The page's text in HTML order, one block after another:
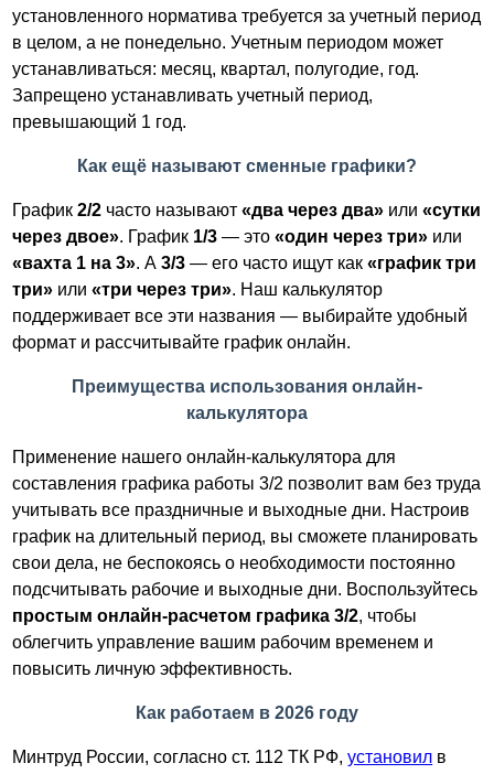
установленного норматива требуется за учетный период
в целом, а не понедельно. Учетным периодом может
устанавливаться: месяц, квартал, полугодие, год.
Запрещено устанавливать учетный период,
превышающий 1 год.
Как ещё называют сменные графики?
График2/2 часто называют«два через два» или«сутки
через двое». График 1/3 — это«один через три» или
«вахта 1 на 3». А3/3 — его часто ищут как«график три
три» или«три через три». Наш калькулятор
поддерживает все эти названия — выбирайте удобный
формат и рассчитывайте график онлайн.
Преимущества использования онлайн-
калькулятора
Применение нашего онлайн-калькулятора для
составления графика работы 3/2 позволит вам без труда
учитывать все праздничные и выходные дни. Настроив
график на длительный период, вы сможете планировать
свои дела, не беспокоясь о необходимости постоянно
подсчитывать рабочие и выходные дни. Воспользуйтесь
простым онлайн-расчетом графика 3/2, чтобы
облегчить управление вашим рабочим временем и
повысить личную эффективность.
Как работаем в 2026 году
Минтруд России, согласно ст. 112 ТК РФ,установил в